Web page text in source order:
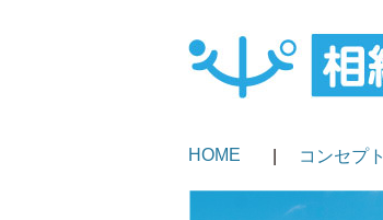
HOME コンセプト